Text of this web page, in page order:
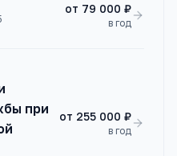
от 79 000 ₽
в год
при
от 255 000 ₽
в год